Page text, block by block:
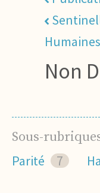
Humaines
Non
Sous-
Parité 7